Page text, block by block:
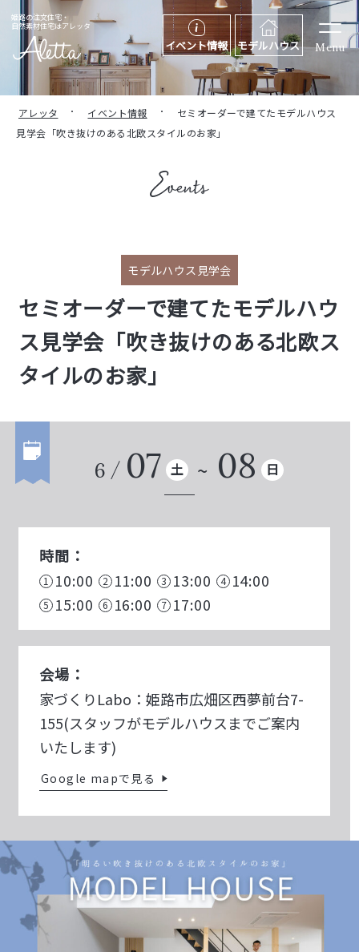
姫路の注文住宅・
自然素材住宅はアレッタ
イベント情報 モデルハウス Menu
アレッタ イベント情報
セミオーダーで建てたモデルハウス
見学会「吹き抜けのある北欧スタイルのお家」
モデルハウス見学会
セミオーダーで建てたモデルハウ
ス見学会「吹き抜けのある北欧ス
タイルのお家」
6 07 土 08 日
時間：
10:00
11:00 13:00
14:00
15:00
16:00 17:00
会場：
家づくりLabo：姫路市広畑区西夢前台7-
155(スタッフがモデルハウスまでご案内
いたします)
Google mapで見る